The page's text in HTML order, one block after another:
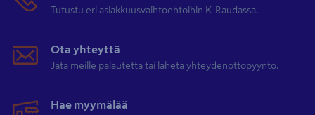
Tutustu eri asiakkuusvaihtoehtoihin K-Raudassa.
Ota yhteyttä
Jätä meille palautetta tai lähetä yhteydenottopyyntö.
Hae myymälää